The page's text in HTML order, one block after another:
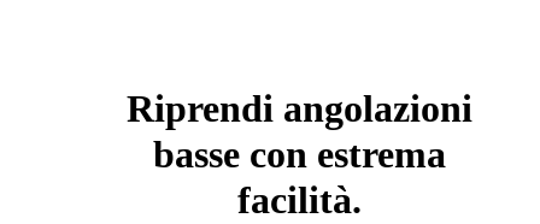
Riprendi angolazioni
basse con estrema
facilità.